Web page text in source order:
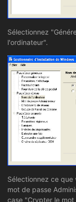
Sélectionnez
l'ordinateur".
Sélectionnez ce que
mot de passe
case "Crypter le